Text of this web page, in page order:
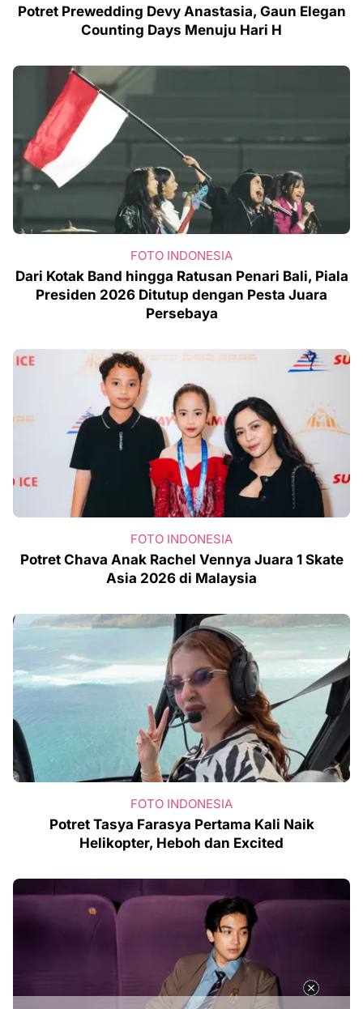
Potret Prewedding Devy Anastasia, Gaun Elegan
Counting Days Menuju Hari H
FOTO INDONESIA
Dari Kotak Band hingga Ratusan Penari Bali, Piala
Presiden 2026 Ditutup dengan Pesta Juara
Persebaya
FOTO INDONESIA
Potret Chava Anak Rachel Vennya Juara 1 Skate
Asia 2026 di Malaysia
FOTO INDONESIA
Potret Tasya Farasya Pertama Kali Naik
Helikopter, Heboh dan Excited